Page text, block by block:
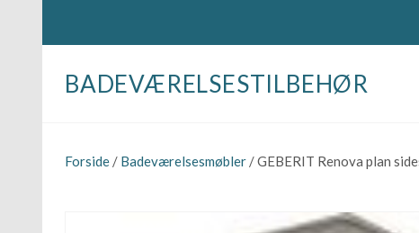
BADEVÆRELSESTILBEHØR
Forside / Badeværelsesmøbler / GEBERIT Renova plan